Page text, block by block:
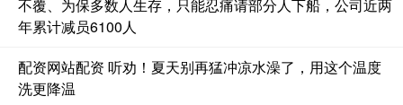
不覆、为保多数人生存，只能忍痛请部分人下船，公司近两
年累计减员6100人
配资网站配资 听劝！夏天别再猛冲凉水澡了，用这个温度
洗更降温